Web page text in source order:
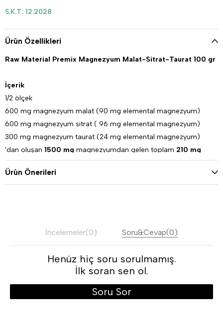
S.K.T: 12.2028
Ürün Özellikleri
Raw Material Premix Magnezyum Malat-Sitrat-Taurat 100 gr
İçerik
1/2 ölçek
600 mg magnezyum malat (90 mg elemental magnezyum)
600 mg magnezyum sitrat ( 96 mg elemental magnezyum)
300 mg magnezyum taurat (24 mg elemental magnezyum)
'dan oluşan 1500 mg magnezyumdan gelen toplam 210 mg
elemental magnezyum içerir.
magnesium, magnesium citrate, citrate, magnezyum,
magnezyum sitrat, sitrat, malat, magnezyum malat, taurat,
Ürün Önerileri
İncelemeler(0) Soru&Cevap(0)
Henüz hiç soru sorulmamış.
İlk soran sen ol.
Soru Sor